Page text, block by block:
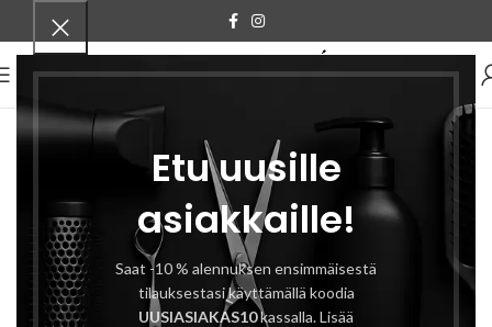
Etu uusille
asiakkaille!
Saat -10 % alennuksen ensimmäisestä
tilauksestasi käyttämällä koodia
UUSIASIAKAS10kassalla. Lisää
VALIKKO